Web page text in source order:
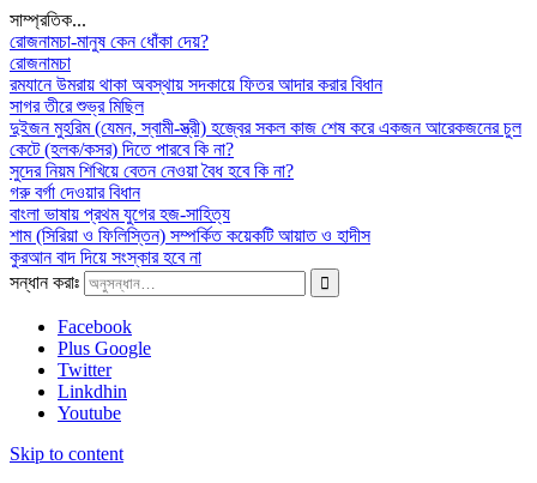
সাম্প্রতিক...
রোজনামচা-মানুষ কেন ধোঁকা দেয়?
রোজনামচা
রমযানে উমরায় থাকা অবস্থায় সদকায়ে ফিতর আদার করার বিধান
সাগর তীরে শুভ্র মিছিল
দুইজন মুহরিম (যেমন, স্বামী-স্ত্রী) হজ্বের সকল কাজ শেষ করে একজন আরেকজনের চুল
কেটে (হলক/কসর) দিতে পারবে কি না?
সুদের নিয়ম শিখিয়ে বেতন নেওয়া বৈধ হবে কি না?
গরু বর্গা দেওয়ার বিধান
বাংলা ভাষায় প্রথম যুগের হজ-সাহিত্য
শাম (সিরিয়া ও ফিলিস্তিন) সম্পর্কিত কয়েকটি আয়াত ও হাদীস
কুরআন বাদ দিয়ে সংস্কার হবে না
সন্ধান করাঃ
Facebook
Plus Google
Twitter
Linkdhin
Youtube
Skip to content